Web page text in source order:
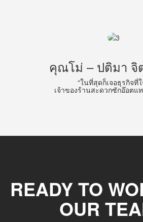
คุณโม่ – ปติมา จิ
“ในที่สุดก็เจอธุรกิจที่
เจ้าของร้านสะดวกซักอ๊อตแ
READY TO
OUR